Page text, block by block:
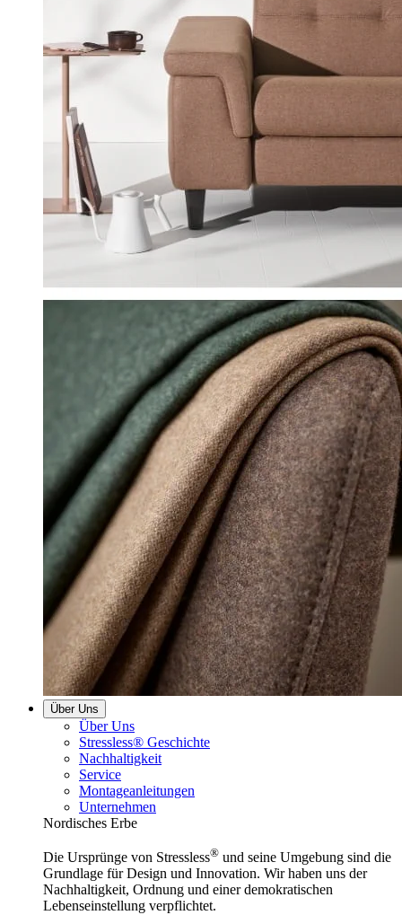
Über Uns
Über Uns
Stressless® Geschichte
Nachhaltigkeit
Service
Montageanleitungen
Unternehmen
Nordisches Erbe
Die Ursprünge von Stressless® und seine Umgebung sind die
Grundlage für Design und Innovation. Wir haben uns der
Nachhaltigkeit, Ordnung und einer demokratischen
Lebenseinstellung verpflichtet.